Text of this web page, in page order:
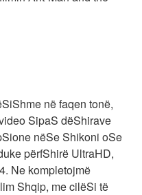
në faqen tonë,
SipaS dëShirave
nëSe Shikoni oSe
përfShirë UltraHD,
Ne kompletojmë
Shqip, me cilëSi të